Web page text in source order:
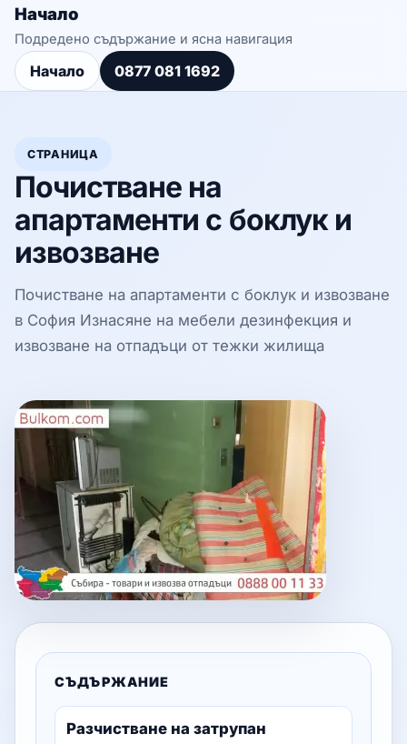
Начало
Подредено съдържание и ясна навигация
Начало 0877 081 1692
СТРАНИЦА
Почистване на
апартаменти с боклук и
извозване
Почистване на апартаменти с боклук и извозване
в София Изнасяне на мебели дезинфекция и
извозване на отпадъци от тежки жилища
СЪДЪРЖАНИЕ
Разчистване на затрупан